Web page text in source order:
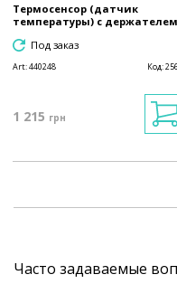
Термосенсор (датчик
температуры) с
Под заказ
Art:440248 Код:
1 215 грн
Часто задаваемые